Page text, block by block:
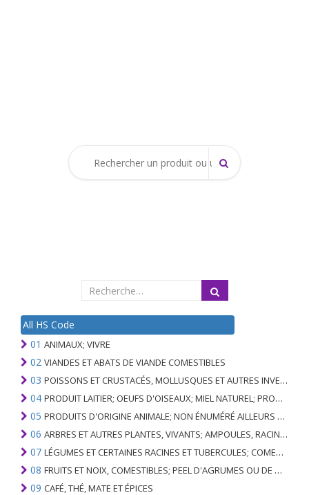
All HS Code
01 ANIMAUX; VIVRE
02 VIANDES ET ABATS DE VIANDE COMESTIBLES
03 POISSONS ET CRUSTACÉS, MOLLUSQUES ET AUTRES INVERTÉBRÉS AQUATIQUES
04 PRODUIT LAITIER; OEUFS D'OISEAUX; MIEL NATUREL; PRODUITS COMESTIBLES D'ORIGINE ANIMALE, NON ÉNUMÉRÉS AILLEURS OU INCLUS
05 PRODUITS D'ORIGINE ANIMALE; NON ÉNUMÉRÉ AILLEURS OU INCLUS
06 ARBRES ET AUTRES PLANTES, VIVANTS; AMPOULES, RACINES ET ANALOGUES; FLEURS COUPEES ET FEUILLAGE ORNEMENTAL
07 LÉGUMES ET CERTAINES RACINES ET TUBERCULES; COMESTIBLE
08 FRUITS ET NOIX, COMESTIBLES; PEEL D'AGRUMES OU DE MELONS
09 CAFÉ, THÉ, MATE ET ÉPICES